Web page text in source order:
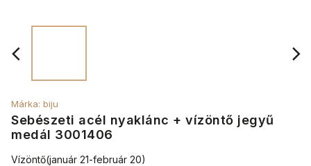
Sebészeti acél nyaklánc + vízöntő jegyű
medál 3001406
Márka: biju
Vízöntő(január 21-február 20)